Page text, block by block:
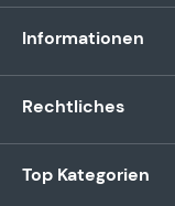
Informationen
Rechtliches
Top Kategorien